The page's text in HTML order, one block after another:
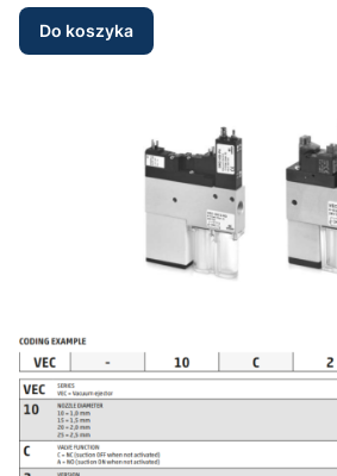
Do koszyka